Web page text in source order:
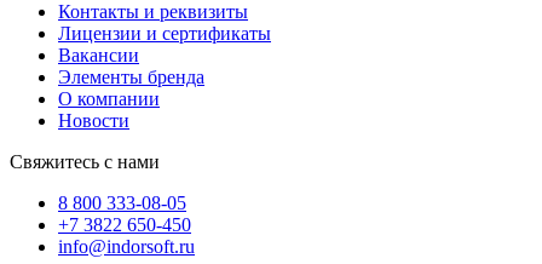
Контакты и реквизиты
Лицензии и сертификаты
Вакансии
Элементы бренда
О компании
Новости
Свяжитесь с нами
8 800 333-08-05
+7 3822 650-450
info@indorsoft.ru